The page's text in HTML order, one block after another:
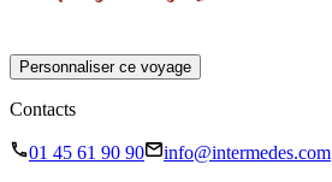
Personnaliser ce voyage
Contacts
01 45 61 90 90 info@intermedes.com